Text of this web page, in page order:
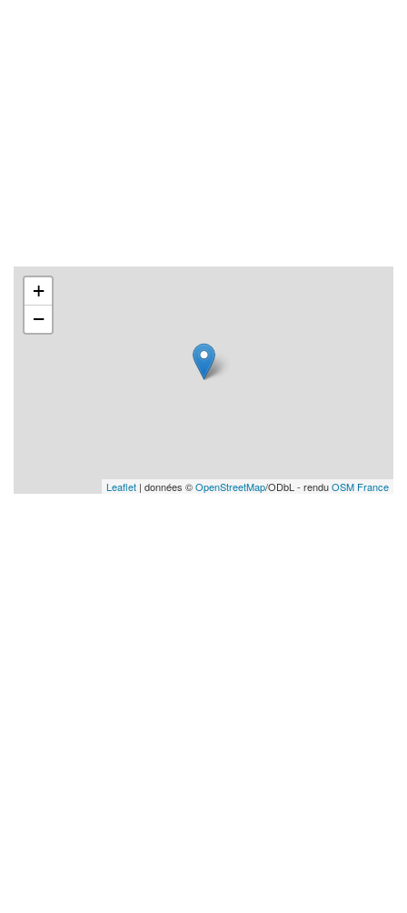
+
−
Leaflet | données ©OpenStreetMap/ODbL - renduOSM France